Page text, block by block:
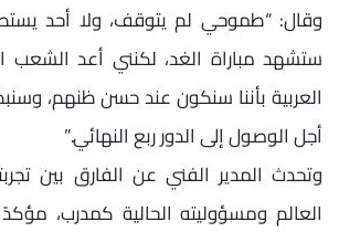
وقال: “طموحي لم يتوقف، ولا أحد
ستشهد مباراة الغد، لكنني أعد الشعب
العربية بأننا سنكون عند حسن ظنهم،
أجل الوصول إلى الدور ربع النهائي.”
وتحدث المدير الفني عن الفارق بين
العالم ومسؤوليته الحالية كمدرب،